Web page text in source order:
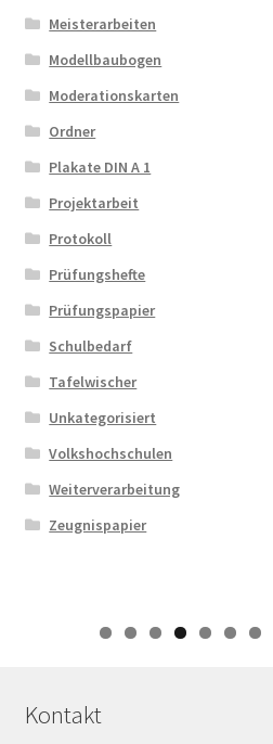
Meisterarbeiten
Modellbaubogen
Moderationskarten
Ordner
Plakate DIN A 1
Projektarbeit
Protokoll
Prüfungshefte
Prüfungspapier
Schulbedarf
Tafelwischer
Unkategorisiert
Volkshochschulen
Weiterverarbeitung
Zeugnispapier
Kontakt